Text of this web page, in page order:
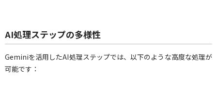
AI処理ステップの多様性
Geminiを活用したAI処理ステップでは、以下のような高度な処理が
可能です：